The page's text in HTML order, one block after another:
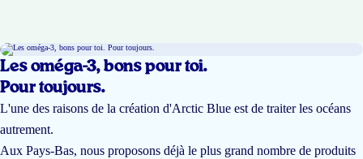
Les oméga-3, bons pour toi.
Pour toujours.
L'une des raisons de la création d'Arctic Blue est de traiter les océans
autrement.
Aux Pays-Bas, nous proposons déjà le plus grand nombre de produits